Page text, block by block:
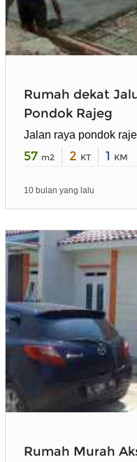
Rumah dekat
Pondok Rajeg
Jalan raya pondok
57 m2 2 KT 1 KM
10 bulan yang lalu
Rumah Murah